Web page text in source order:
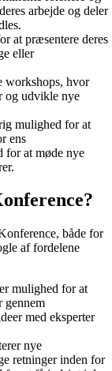
arbejde og deler
at præsentere deres
eller
workshops, hvor
og udvikle nye
mulighed for at
ens
for at møde nye
både for
af fordelene
mulighed for at
gennem
med eksperter
nye
retninger inden for